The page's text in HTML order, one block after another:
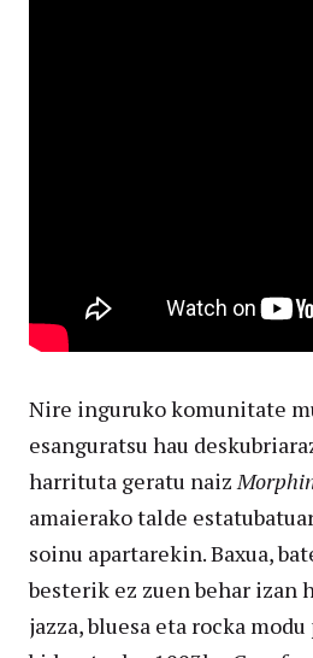
Nire inguruko komunitate
esanguratsu hau
harrituta geratu naiz
amaierako talde
soinu apartarekin. Baxua,
besterik ez zuen behar izan
jazza, bluesa eta rocka modu